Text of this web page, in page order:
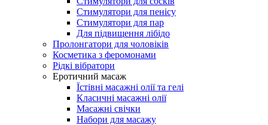
Стимулятори для пенісу
Стимулятори для пар
Для підвищення лібідо
Пролонгатори для чоловіків
Косметика з феромонами
Рідкі вібратори
Еротичний масаж
Їстівні масажні олії та гелі
Класичні масажні олії
Масажні свічки
Набори для масажу